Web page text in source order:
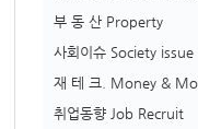
부 동 산 Property
사회이슈 Society issue
재 테 크. Money &
취업동향 Job Recruit